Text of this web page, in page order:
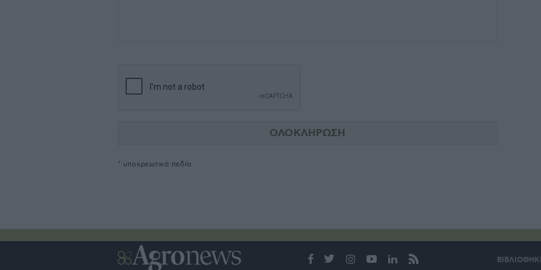
* υποχρεωτικά πεδία